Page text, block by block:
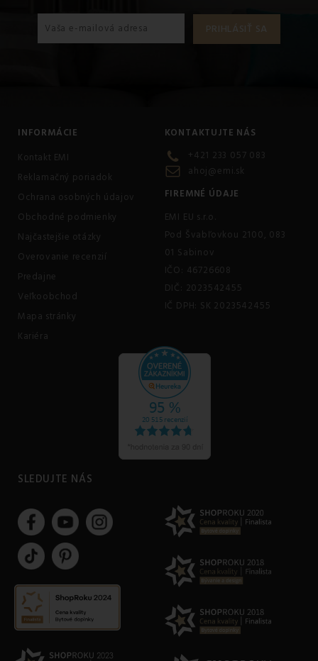
INFORMÁCIE
Kontakt EMI
Reklamačný poriadok
Ochrana osobných údajov
Obchodné podmienky
Najčastejšie otázky
Overovanie recenzií
Predajne
Veľkoobchod
Mapa stránky
Kariéra
KONTAKTUJTE NÁS
+421 233 057 083
ahoj@emi.sk
FIREMNÉ ÚDAJE
EMI EU s.r.o.
Pod Švabľovkou 2100, 083
01 Sabinov
IČO: 46726608
DIČ: 2023542455
IČ DPH: SK 2023542455
SLEDUJTE NÁS